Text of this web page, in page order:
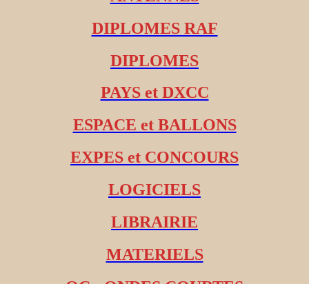
DIPLOMES RAF
DIPLOMES
PAYS et DXCC
ESPACE et BALLONS
EXPES et CONCOURS
LOGICIELS
LIBRAIRIE
MATERIELS